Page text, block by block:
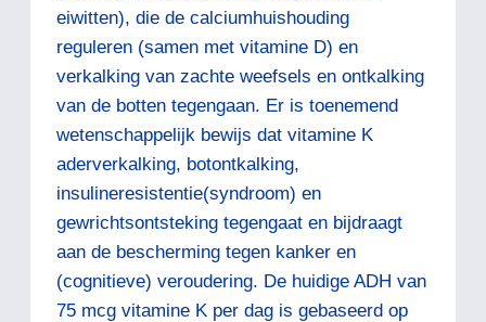
eiwitten), die de calciumhuishouding
reguleren (samen met vitamine D) en
verkalking van zachte weefsels en ontkalking
van de botten tegengaan. Er is toenemend
wetenschappelijk bewijs dat vitamine K
aderverkalking, botontkalking,
insulineresistentie(syndroom) en
gewrichtsontsteking tegengaat en bijdraagt
aan de bescherming tegen kanker en
(cognitieve) veroudering. De huidige ADH van
75 mcg vitamine K per dag is gebaseerd op